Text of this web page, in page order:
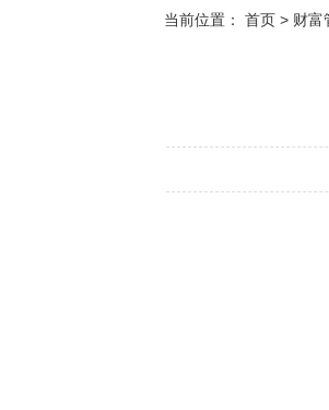
当前位置： 首页 > 财富